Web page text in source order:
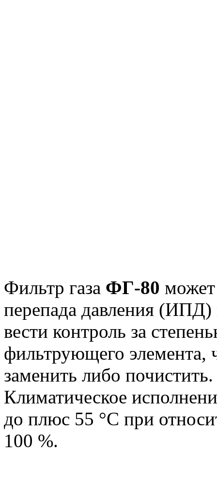
Фильтр газа ФГ-80 может
перепада давления
вести контроль за
фильтрующего элемента,
заменить либо почистить.
Климатическое
до плюс 55 °С при
100 %.